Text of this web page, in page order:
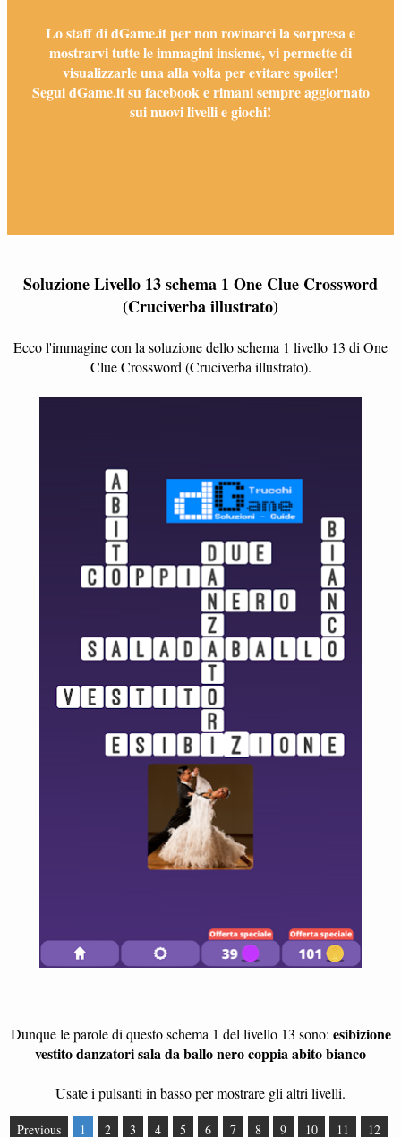
Lo staff di dGame.it per non rovinarci la sorpresa e
mostrarvi tutte le immagini insieme, vi permette di
visualizzarle una alla volta per evitare spoiler!
Segui dGame.it su facebook e rimani sempre aggiornato
sui nuovi livelli e giochi!
Soluzione Livello 13 schema 1 One Clue Crossword
(Cruciverba illustrato)
Ecco l'immagine con la soluzione dello schema 1 livello 13 di One
Clue Crossword (Cruciverba illustrato).
Dunque le parole di questo schema 1 del livello 13 sono: esibizione
vestito danzatori sala da ballo nero coppia abito bianco
Usate i pulsanti in basso per mostrare gli altri livelli.
Previous 1 2 3 4 5 6 7 8 9 10 11
12